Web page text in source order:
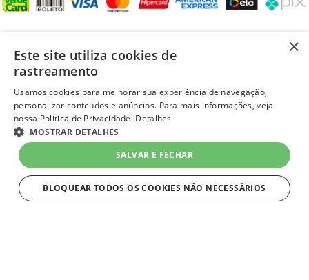
R$ 17,39 no Pix -6%
ou R$ 18,49 em
sem juros
no Cartão Quero-Quero
+
-
1Unidade=R$ 18,49
LOJA SEGURA
×
Este site utiliza cookies de
rastreamento
Usamos cookies para melhorar sua experiência de navegação,
personalizar conteúdos e anúncios. Para mais informações, veja
nossa Política de Privacidade. Detalhes
MOSTRAR DETALHES
SALVAR E FECHAR
BLOQUEAR TODOS OS COOKIES NÃO NECESSÁRIOS